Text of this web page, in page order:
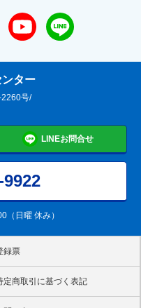
LINEお問合せ
9922
（日曜 休み）
ター
号/
録票
定商取引に基づく表記